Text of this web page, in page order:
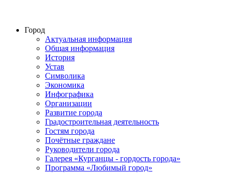
Город
Актуальная информация
Общая информация
История
Устав
Символика
Экономика
Инфографика
Организации
Развитие города
Градостроительная деятельность
Гостям города
Почётные граждане
Руководители города
Галерея «Курганцы - гордость города»
Программа «Любимый город»